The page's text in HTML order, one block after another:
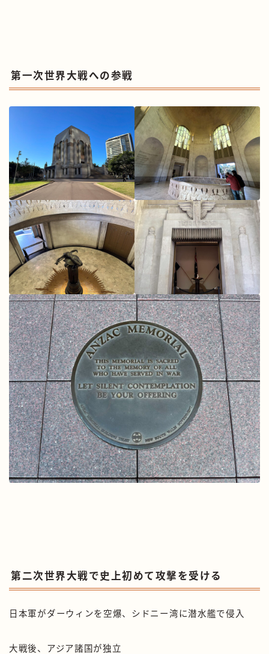
第一次世界大戦への参戦
第二次世界大戦で史上初めて攻撃を受ける
日本軍がダーウィンを空爆、シドニー湾に潜水艦で侵入
大戦後、アジア諸国が独立